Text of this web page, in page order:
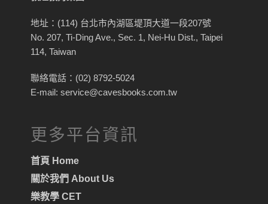
地址：(114) 台北市內湖區堤頂大道一段207號
No. 207, Ti-Ding Ave., Sec. 1, Nei-Hu Dist., Taipei
114, Taiwan
聯絡電話：(02) 8792-5024
E-mail: service@cavesbooks.com.tw
更多平台資訊
首頁 Home
關於我們 About Us
樂教學 CET